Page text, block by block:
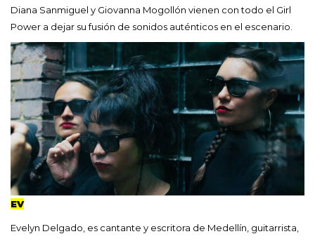
Diana Sanmiguel y Giovanna Mogollón vienen con todo el Girl
Power a dejar su fusión de sonidos auténticos en el escenario.
EV
Evelyn Delgado, es cantante y escritora de Medellín, guitarrista,